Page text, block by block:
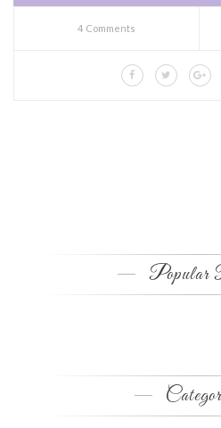
4 Comments
Popular